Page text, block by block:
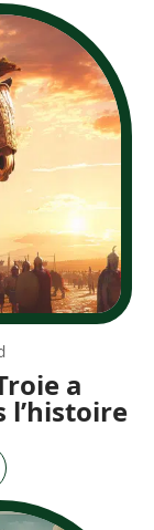
a
l’histoire